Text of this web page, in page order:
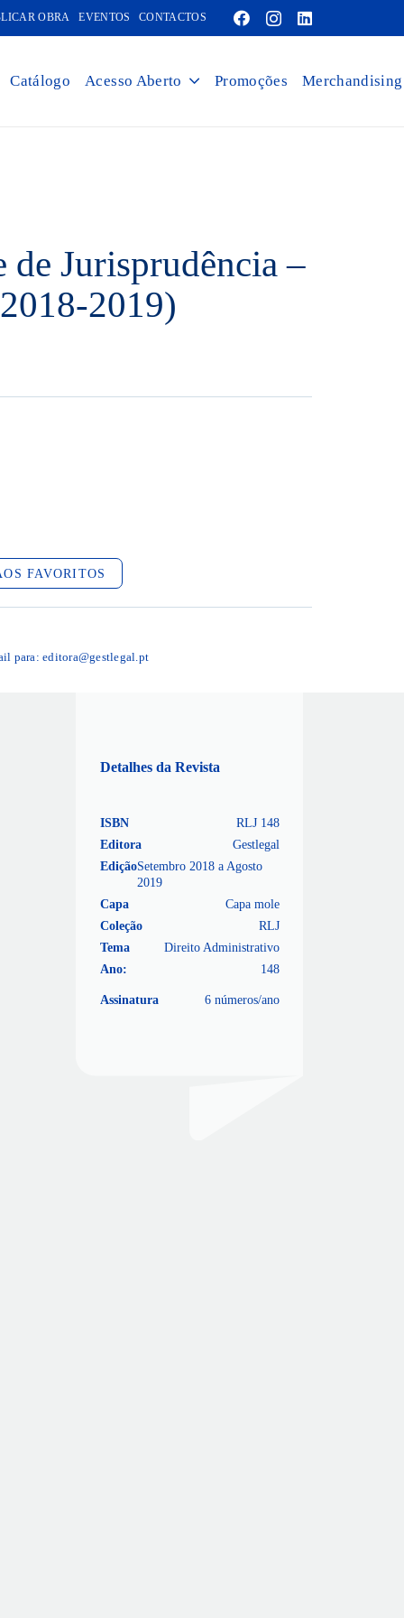
OBRA EVENTOS CONTACTOS
Catálogo Acesso Aberto Promoções Merchandising
de Jurisprudência –
2019)
FAVORITOS
para:editora@gestlegal.pt
Detalhes da Revista
ISBN
RLJ 148
Editora
Gestlegal
EdiçãoSetembro 2018 a Agosto
2019
Capa
Capa mole
Coleção
RLJ
Tema
Direito Administrativo
Ano:
148
Assinatura 6 números/ano